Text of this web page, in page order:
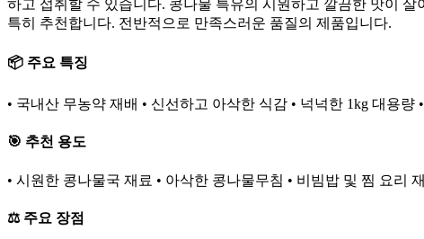
하고 섭취할 수 있습니다. 콩나물 특유의 시원하고 깔끔한 맛이
특히 추천합니다. 전반적으로 만족스러운 품질의 제품입니다.
📦 주요 특징
• 국내산 무농약 재배 • 신선하고 아삭한 식감 • 넉넉한 1kg 대용량
🎯 추천 용도
• 시원한 콩나물국 재료 • 아삭한 콩나물무침 • 비빔밥 및 찜 요리
⚖️ 주요 장점